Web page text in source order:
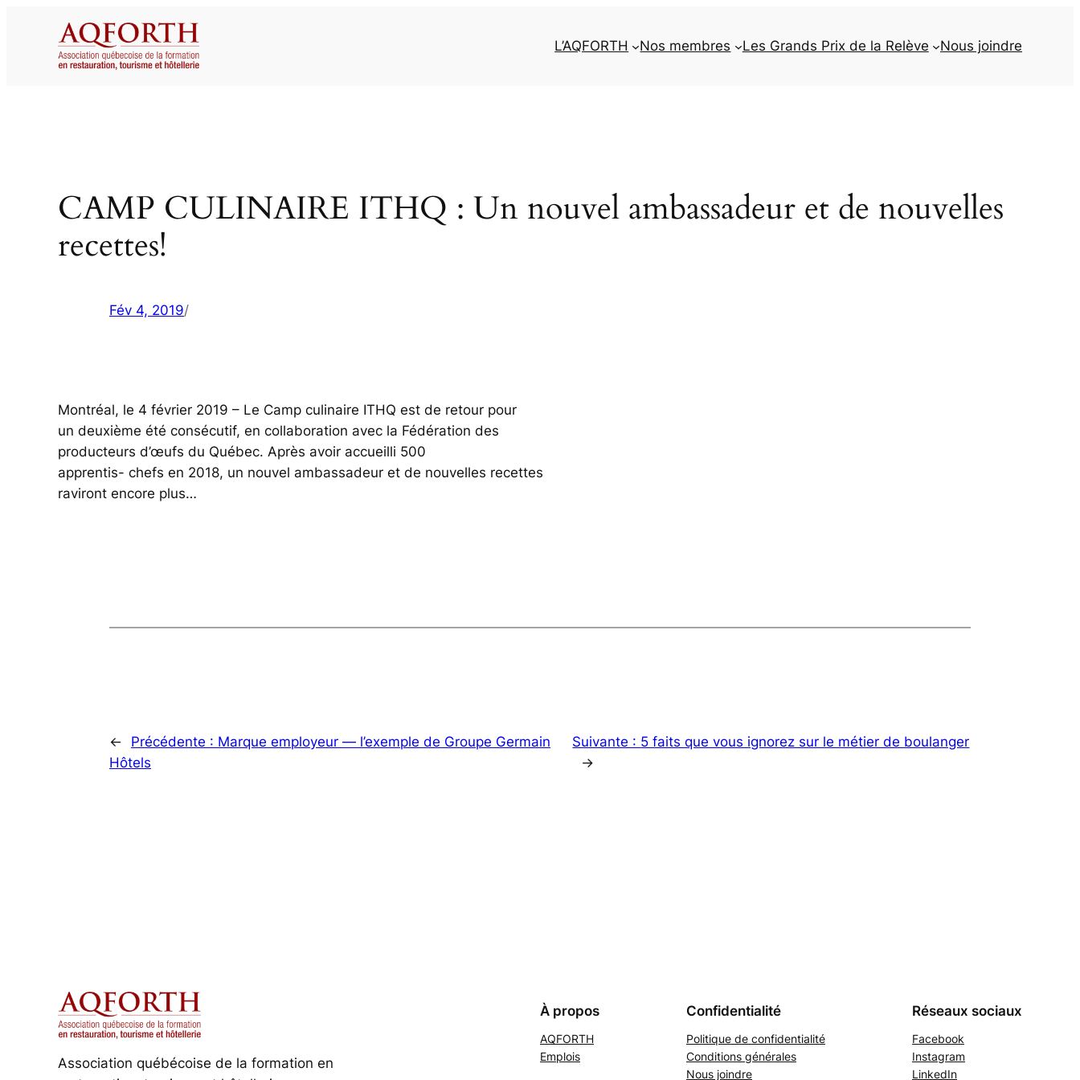
L’AQFORTH Nos membres Les Grands Prix de la Relève Nous joindre
CAMP CULINAIRE ITHQ : Un nouvel ambassadeur et de nouvelles
recettes!
Fév 4, 2019/
Montréal, le 4 février 2019 – Le Camp culinaire ITHQ est de retour pour
un deuxième été consécutif, en collaboration avec la Fédération des
producteurs d’œufs du Québec. Après avoir accueilli 500
apprentis- chefs en 2018, un nouvel ambassadeur et de nouvelles recettes
raviront encore plus…
← Précédente : Marque employeur — l’exemple de Groupe Germain
Hôtels
Suivante : 5 faits que vous ignorez sur le métier de boulanger
→
Association québécoise de la formation en
À propos
AQFORTH
Emplois
Confidentialité
Politique de confidentialité
Conditions générales
Nous joindre
Réseaux sociaux
Facebook
Instagram
LinkedIn